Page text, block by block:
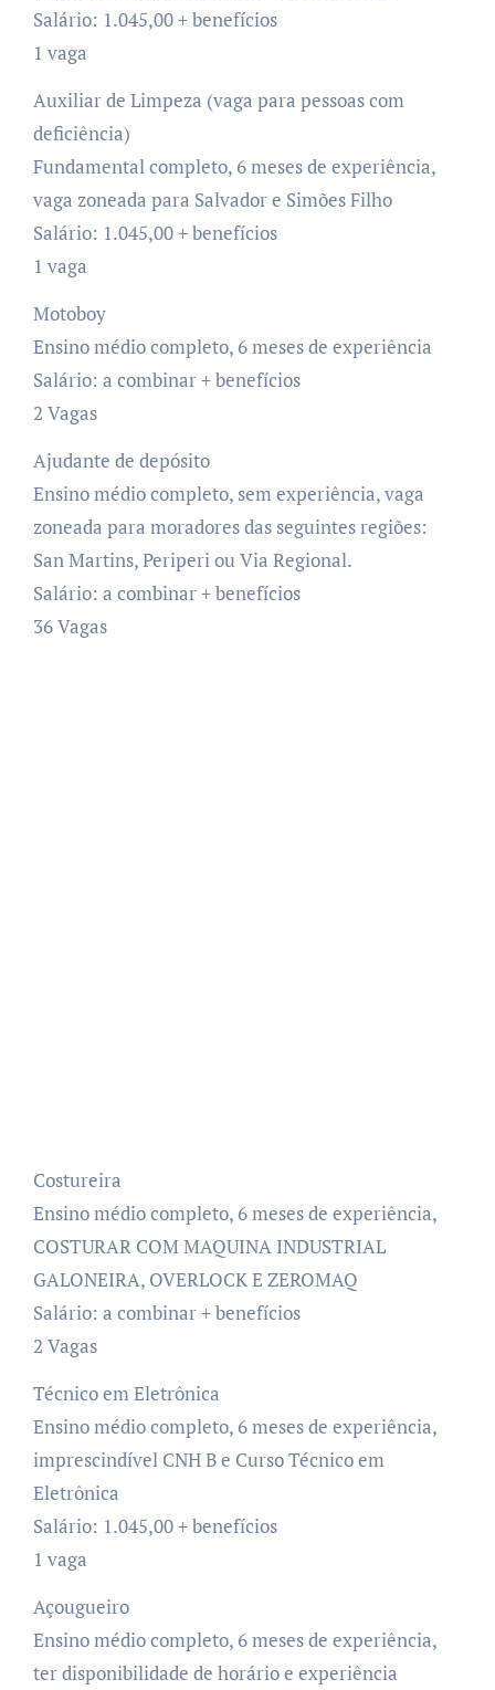
Salário: 1.045,00 + benefícios
1 vaga
Auxiliar de Limpeza (vaga para pessoas com
deficiência)
Fundamental completo, 6 meses de experiência,
vaga zoneada para Salvador e Simões Filho
Salário: 1.045,00 + benefícios
1 vaga
Motoboy
Ensino médio completo, 6 meses de experiência
Salário: a combinar + benefícios
2 Vagas
Ajudante de depósito
Ensino médio completo, sem experiência, vaga
zoneada para moradores das seguintes regiões:
San Martins, Periperi ou Via Regional.
Salário: a combinar + benefícios
36 Vagas
Costureira
Ensino médio completo, 6 meses de experiência,
COSTURAR COM MAQUINA INDUSTRIAL
GALONEIRA, OVERLOCK E ZEROMAQ
Salário: a combinar + benefícios
2 Vagas
Técnico em Eletrônica
Ensino médio completo, 6 meses de experiência,
imprescindível CNH B e Curso Técnico em
Eletrônica
Salário: 1.045,00 + benefícios
1 vaga
Açougueiro
Ensino médio completo, 6 meses de experiência,
ter disponibilidade de horário e experiência